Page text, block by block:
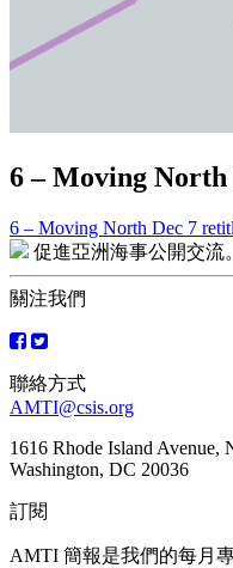
6 – Moving
文
章
導
覽
6 – Moving North Dec 7
促進亞洲海事公開交流。
關注我們
聯絡方式
AMTI@csis.org
1616 Rhode Island Avenue,
Washington, DC 20036
訂閱
AMTI 簡報是我們的每月